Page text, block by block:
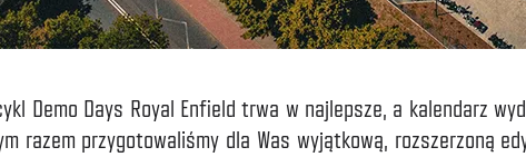
Demo Days Royal Enfield trwa w najlepsze, a kalendarz
razem przygotowaliśmy dla Was wyjątkową, rozszerzoną